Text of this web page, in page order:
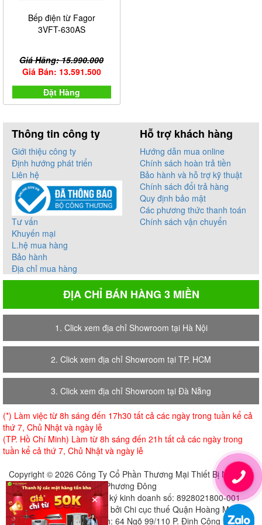
đặt mua được sản phẩm ưng ý và đáp ứng nhu cầu sử
dụng khách hàng có thể tham khảo thêm
Bếp điện từ 4 vùng nấu cao cấp
Để lại phản hồi của bạn
Bếp điện từ Fagor
3VFT-630AS
Giá Hãng: 15.990.000
Giá Bán: 13.591.500
Đặt Hàng
Thông tin công ty
Giới thiệu công ty
Định hướng phát triển
Liên hệ
Tư vấn
Khuyến mại
L.hệ mua hàng
Bảo hành
Địa chỉ mua hàng
Hỗ trợ khách hàng
Hướng dẫn mua online
Chính sách hoàn trả tiền
Bảo hành và hỗ trợ kỹ thuật
Chính sách đổi trả hàng
Quy định bảo mật
Các phương thức thanh toán
Chính sách vận chuyển
ĐỊA CHỈ BÁN HÀNG 3 MIỀN
1. Click xem địa chỉ Showroom tại Hà Nội
2. Click xem địa chỉ Showroom tại TP. HCM
3. Click xem địa chỉ Showroom tại Đà Nẵng
(*) Làm việc từ 8h sáng đến 17h30 tất cả các ngày trong tuần kể cả
thứ 7, Chủ Nhật và ngày lễ
(TP. Hồ Chí Minh) Làm từ 8h sáng đến 21h tất cả các ngày trong
tuần kể cả thứ 7, Chủ Nhật và ngày lễ
Copyright © 2026 Công Ty Cổ Phần Thương Mại Thiết Bị Nội Thất
Phương Đông
Giấy chứng nhận đăng ký kinh doanh số: 8928021800-001
Cấp ngày 18-07-2018 bởi Chi cục thuế Quận Hoàng Mai
Địa chỉ đăng ký trụ sở chính: 64 Ngõ 99/110 P. Định Công Hạ, Định
×